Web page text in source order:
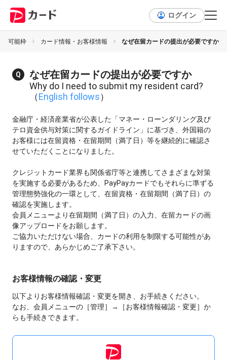
ログイン
用可能枠 カード情報・お客様情報 なぜ在留カードの提出が必要ですか
なぜ在留カードの提出が必要ですか
Why do I need to submit my resident card?
（English follows）
金融庁・経済産業省が公表した「マネー・ローンダリング及び
テロ資金供与対策に関するガイドライン」に基づき、外国籍の
お客様には在留資格・在留期間（満了日）等を継続的に確認さ
せていただくことになりました。
クレジットカード業界も関係省庁等と連携してさまざまな対策
を実施する必要があるため、PayPayカードでもそれらに準ずる
管理態勢強化の一環として、在留資格・在留期間（満了日）の
確認を実施します。
会員メニューより在留期間（満了日）の入力、在留カードの画
像アップロードをお願します。
ご協力いただけない場合、カードの利用を制限する可能性があ
りますので、あらかじめご了承下さい。
お客様情報の確認・変更
以下よりお客様情報確認・変更を開き、お手続きください。
なお、会員メニューの［管理］→［お客様情報確認・変更］か
らも手続きできます。